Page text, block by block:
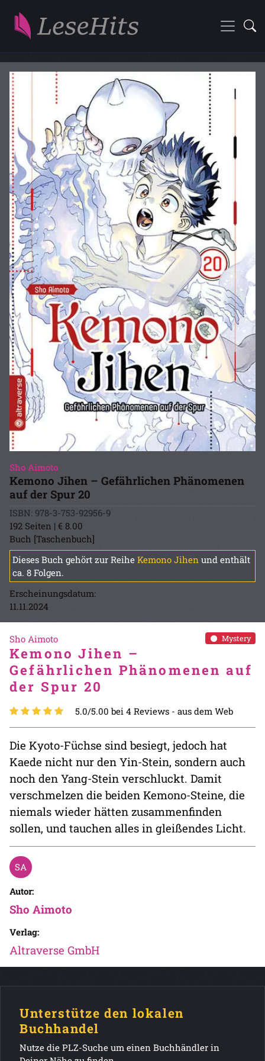
Sho Aimoto
Kemono Jihen – Gefährlichen Phänomenen
auf der Spur 20
ISBN: 978-3-753-92956-9
192 Seiten | € 8.00
Buch [Taschenbuch]
Dieses Buch gehört zur Reihe Kemono Jihen und enthält
ca. 8 Folgen.
Erscheinungsdatum:
11.11.2024
Mystery
Sho Aimoto
Kemono Jihen –
Gefährlichen Phänomenen auf
der Spur 20
5.0/5.00 bei 4 Reviews - aus dem Web
Die Kyoto-Füchse sind besiegt, jedoch hat
Kaede nicht nur den Yin-Stein, sondern auch
noch den Yang-Stein verschluckt. Damit
verschmelzen die beiden Kemono-Steine, die
niemals wieder hätten zusammenfinden
sollen, und tauchen alles in gleißendes Licht.
Autor:
Sho Aimoto
Verlag:
Altraverse GmbH
Unterstütze den lokalen
Buchhandel
Nutze die PLZ-Suche um einen Buchhändler in